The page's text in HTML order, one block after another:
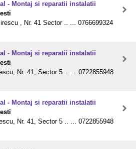
- Montaj si reparatii instalatii
, Nr. 41 Sector .. ... 0766699324
- Montaj si reparatii instalatii
Nr. 41, Sector 5 .. ... 0722855948
- Montaj si reparatii instalatii
Nr. 41, Sector 5 .. ... 0722855948